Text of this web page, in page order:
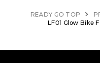
READY GO TOP
LF01 Glow Bike